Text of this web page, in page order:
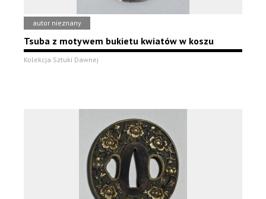
autor nieznany
Tsuba z motywem bukietu kwiatów w koszu
Kolekcja Sztuki Dawnej